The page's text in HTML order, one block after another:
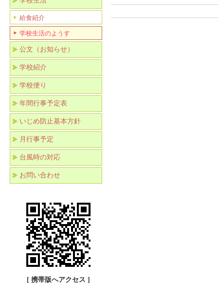
給食紹介
学校生活のようす
公文（お知らせ）
学校紹介
学校便り
年間行事予定表
いじめ防止基本方針
月行事予定
台風時の対応
お問い合わせ
[ 携帯版へアクセス ]